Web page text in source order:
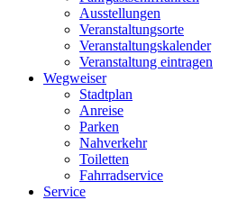
Ausstellungen
Veranstaltungsorte
Veranstaltungskalender
Veranstaltung eintragen
Wegweiser
Stadtplan
Anreise
Parken
Nahverkehr
Toiletten
Fahrradservice
Service